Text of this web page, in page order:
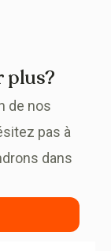
plus?
de nos
pas à
dans